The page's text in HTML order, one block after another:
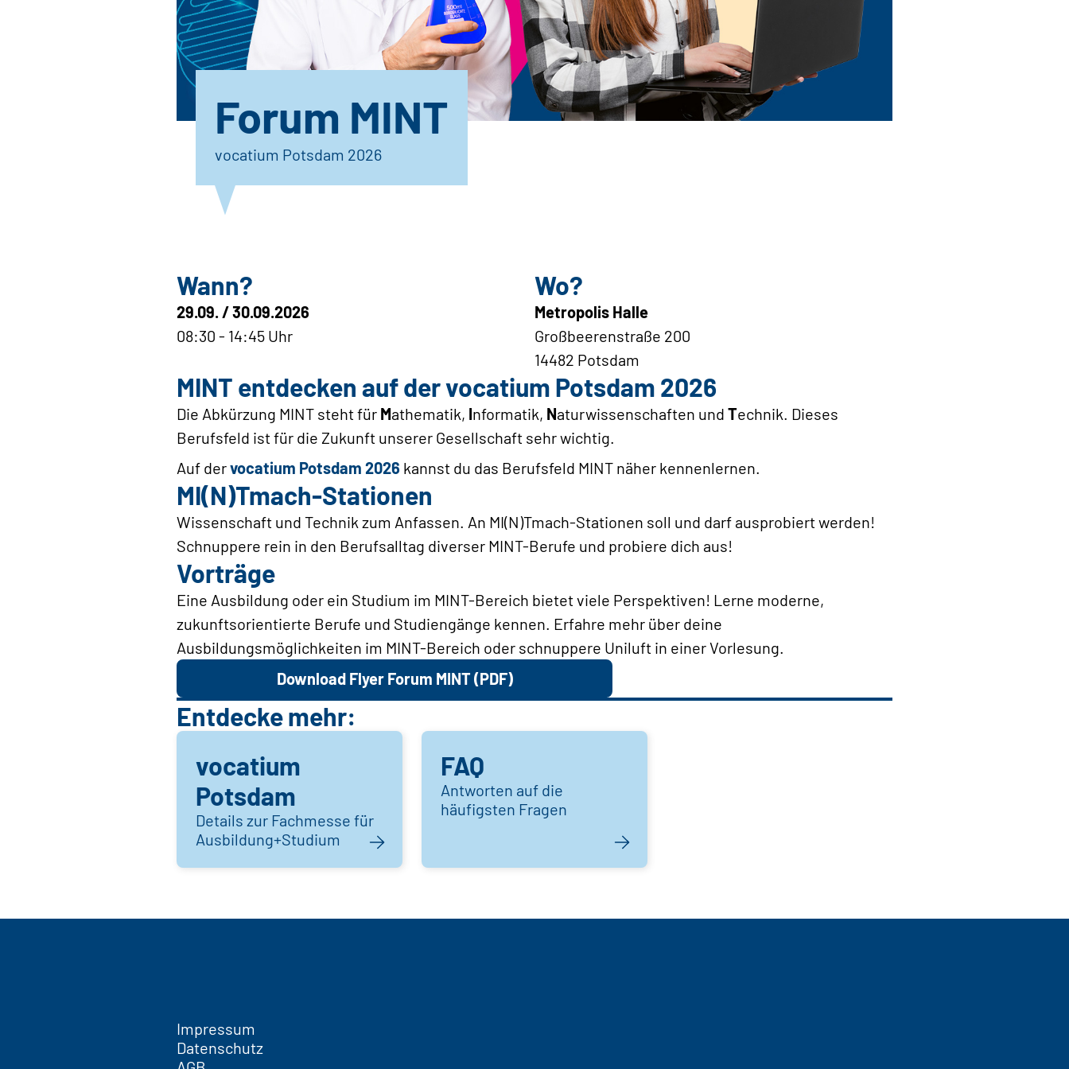
Forum MINT
vocatium Potsdam 2026
Wann?
29.09. / 30.09.2026
08:30 - 14:45 Uhr
Wo?
Metropolis Halle
Großbeerenstraße 200
14482 Potsdam
MINT entdecken auf der vocatium Potsdam 2026
Die Abkürzung MINT steht für Mathematik, Informatik, Naturwissenschaften und Technik. Dieses
Berufsfeld ist für die Zukunft unserer Gesellschaft sehr wichtig.
Auf dervocatium Potsdam 2026 kannst du das Berufsfeld MINT näher kennenlernen.
MI(N)Tmach-Stationen
Wissenschaft und Technik zum Anfassen. An MI(N)Tmach-Stationen soll und darf ausprobiert werden!
Schnuppere rein in den Berufsalltag diverser MINT-Berufe und probiere dich aus!
Vorträge
Eine Ausbildung oder ein Studium im MINT-Bereich bietet viele Perspektiven! Lerne moderne,
zukunftsorientierte Berufe und Studiengänge kennen. Erfahre mehr über deine
Ausbildungsmöglichkeiten im MINT-Bereich oder schnuppere Uniluft in einer Vorlesung.
Download Flyer Forum MINT (PDF)
Entdecke mehr:
vocatium
Potsdam
Details zur Fachmesse für
Ausbildung+Studium
FAQ
Antworten auf die
häufigsten Fragen
Impressum
Datenschutz